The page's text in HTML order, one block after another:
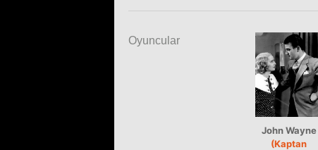
Oyuncular
John Wayne
(Kaptan